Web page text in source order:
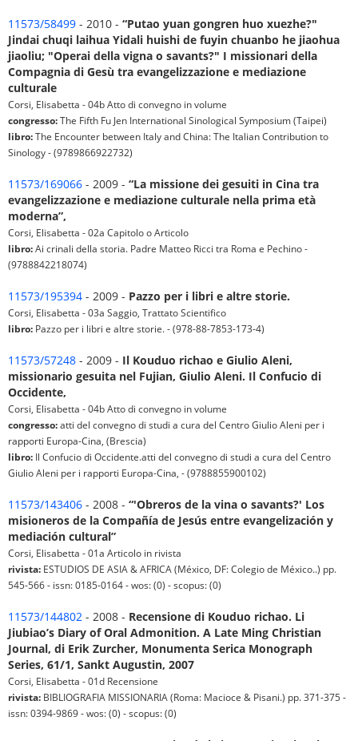
11573/58499 - 2010 - “Putao yuan gongren huo xuezhe?"
Jindai chuqi laihua Yidali huishi de fuyin chuanbo he jiaohua
jiaoliu; "Operai della vigna o savants?" I missionari della
Compagnia di Gesù tra evangelizzazione e mediazione
culturale
Corsi, Elisabetta - 04b Atto di convegno in volume
congresso:The Fifth Fu Jen International Sinological Symposium (Taipei)
libro:The Encounter between Italy and China: The Italian Contribution to
Sinology - (9789866922732)
11573/169066 - 2009 - “La missione dei gesuiti in Cina tra
evangelizzazione e mediazione culturale nella prima età
moderna”,
Corsi, Elisabetta - 02a Capitolo o Articolo
libro:Ai crinali della storia. Padre Matteo Ricci tra Roma e Pechino -
(9788842218074)
11573/195394 - 2009 - Pazzo per i libri e altre storie.
Corsi, Elisabetta - 03a Saggio, Trattato Scientifico
libro: Pazzo per i libri e altre storie. - (978-88-7853-173-4)
11573/57248 - 2009 - Il Kouduo richao e Giulio Aleni,
missionario gesuita nel Fujian, Giulio Aleni. Il Confucio di
Occidente,
Corsi, Elisabetta - 04b Atto di convegno in volume
congresso:atti del convegno di studi a cura del Centro Giulio Aleni per i
rapporti Europa-Cina, (Brescia)
libro: Il Confucio di Occidente.atti del convegno di studi a cura del Centro
Giulio Aleni per i rapporti Europa-Cina, - (9788855900102)
11573/143406 - 2008 - “'Obreros de la vina o savants?' Los
misioneros de la Compañía de Jesús entre evangelización y
mediación cultural”
Corsi, Elisabetta - 01a Articolo in rivista
rivista: ESTUDIOS DE ASIA & AFRICA (México, DF: Colegio de México..) pp.
545-566 - issn: 0185-0164 - wos: (0) - scopus: (0)
11573/144802 - 2008 - Recensione di Kouduo richao. Li
Jiubiao’s Diary of Oral Admonition. A Late Ming Christian
Journal, di Erik Zurcher, Monumenta Serica Monograph
Series, 61/1, Sankt Augustin, 2007
Corsi, Elisabetta - 01d Recensione
rivista: BIBLIOGRAFIA MISSIONARIA (Roma: Macioce & Pisani.) pp. 371-375 -
issn: 0394-9869 - wos: (0) - scopus: (0)